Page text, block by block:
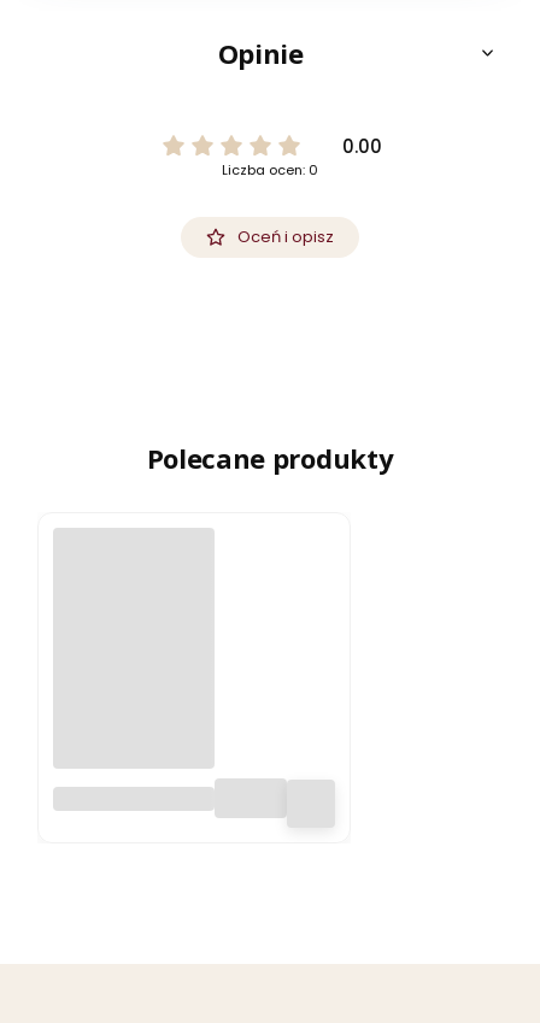
Opinie
0.00
Liczba ocen: 0
Oceń i opisz
Polecane produkty
g - Dania Babci